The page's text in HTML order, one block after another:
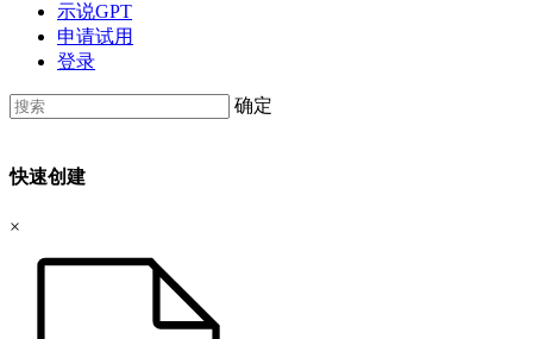
示说GPT
申请试用
登录
确定
快速创建
×